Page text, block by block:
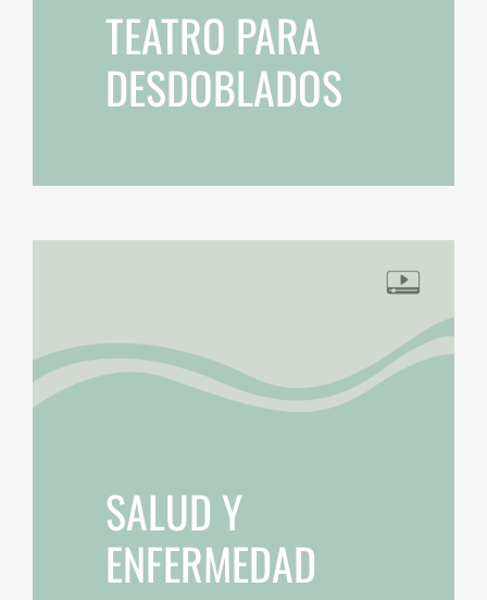
TEATRO PARA
DESDOBLADOS
SALUD Y
ENFERMEDAD